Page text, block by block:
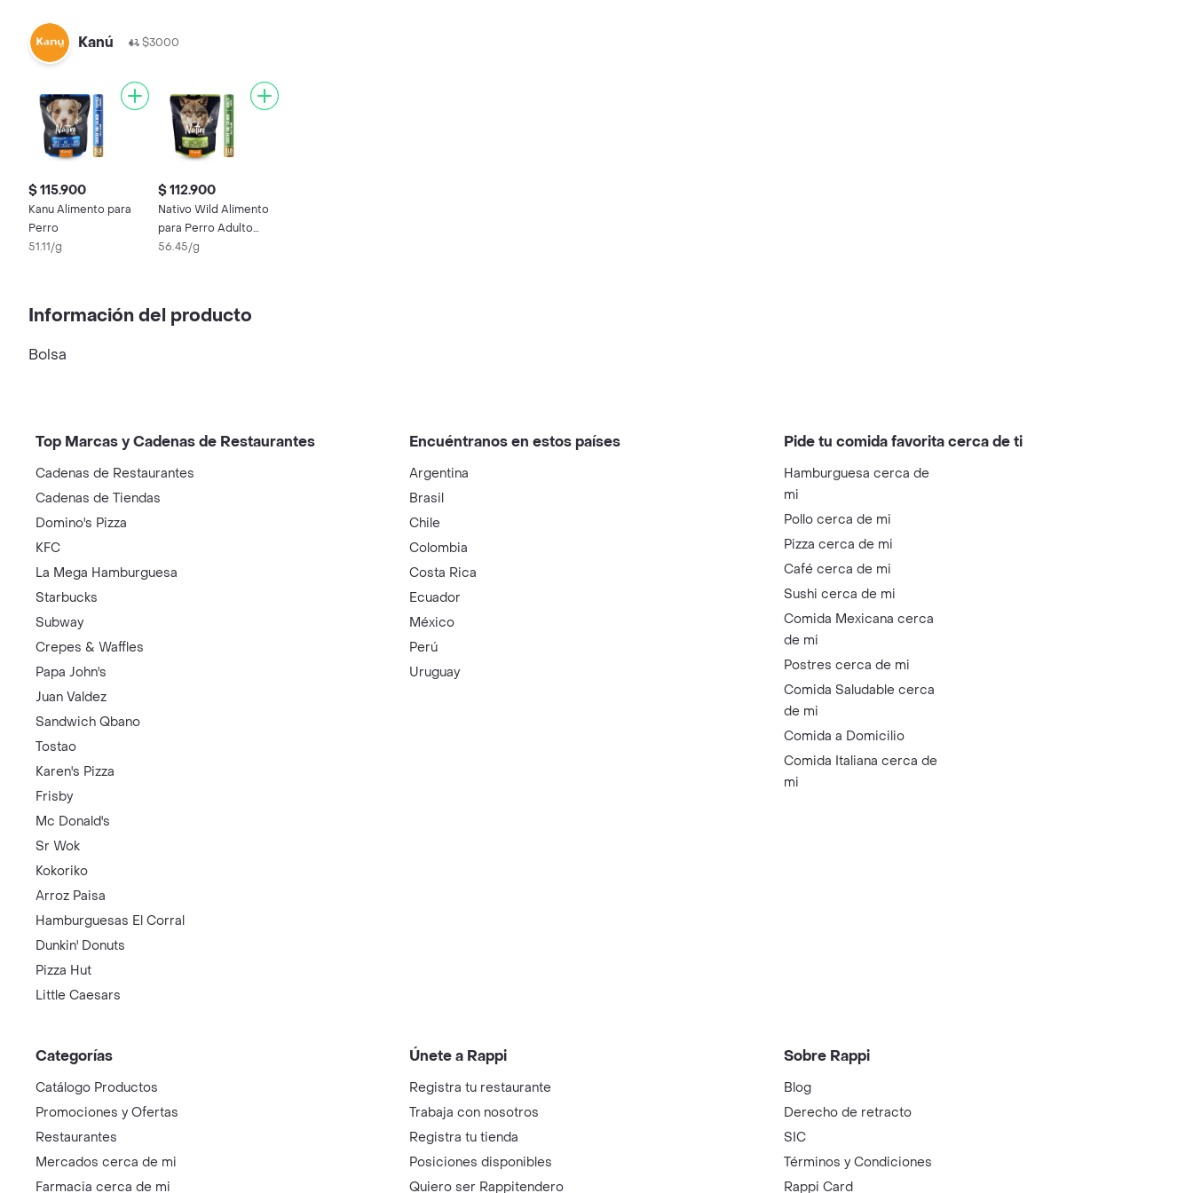
Kanú $3000
$ 115.900
Kanu Alimento para
Perro
51.11/g
$ 112.900
Nativo Wild Alimento
para Perro Adulto
Pollo y Salmón 5lb
56.45/g
Información del producto
Bolsa
Top Marcas y Cadenas de Restaurantes
Cadenas de Restaurantes
Cadenas de Tiendas
Domino's Pizza
KFC
La Mega Hamburguesa
Starbucks
Subway
Crepes & Waffles
Papa John's
Juan Valdez
Sandwich Qbano
Tostao
Karen's Pizza
Frisby
Mc Donald's
Sr Wok
Kokoriko
Arroz Paisa
Hamburguesas El Corral
Dunkin' Donuts
Pizza Hut
Little Caesars
Encuéntranos en estos países
Argentina
Brasil
Chile
Colombia
Costa Rica
Ecuador
México
Perú
Uruguay
Pide tu comida favorita cerca de ti
Hamburguesa cerca de
mi
Pollo cerca de mi
Pizza cerca de mi
Café cerca de mi
Sushi cerca de mi
Comida Mexicana cerca
de mi
Postres cerca de mi
Comida Saludable cerca
de mi
Comida a Domicilio
Comida Italiana cerca de
mi
Categorías
Catálogo Productos
Promociones y Ofertas
Restaurantes
Mercados cerca de mi
Farmacia cerca de mi
Únete a Rappi
Registra tu restaurante
Trabaja con nosotros
Registra tu tienda
Posiciones disponibles
Quiero ser Rappitendero
Sobre Rappi
Blog
Derecho de retracto
SIC
Términos y Condiciones
Rappi Card